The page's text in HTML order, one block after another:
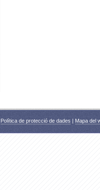
Política de protecció de dades | Mapa del